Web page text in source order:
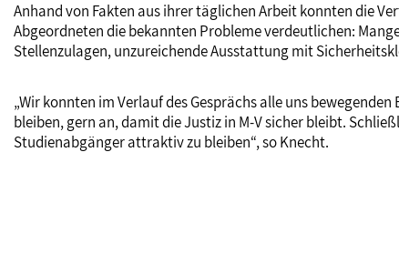
Anhand von Fakten aus ihrer täglichen Arbeit konnten die
Abgeordneten die bekannten Probleme verdeutlichen:
Stellenzulagen, unzureichende Ausstattung mit
„Wir konnten im Verlauf des Gesprächs alle uns
bleiben, gern an, damit die Justiz in M-V sicher bleibt.
Studienabgänger attraktiv zu bleiben“, so Knecht.